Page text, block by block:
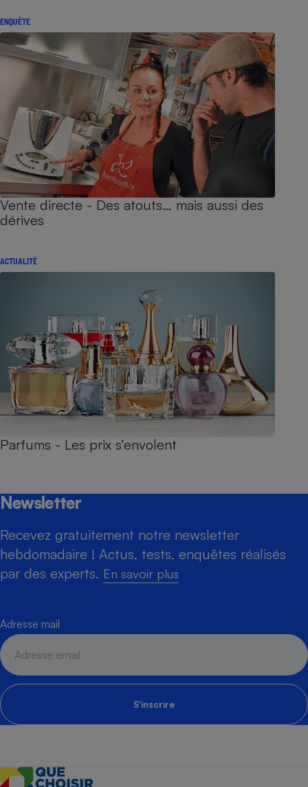
ENQUÊTE
Vente directe - Des atouts… mais aussi des
dérives
ACTUALITÉ
Parfums - Les prix s’envolent
Newsletter
Recevez gratuitement notre newsletter
hebdomadaire ! Actus, tests, enquêtes réalisés
par des experts. En savoir plus
Adresse mail
S'inscrire